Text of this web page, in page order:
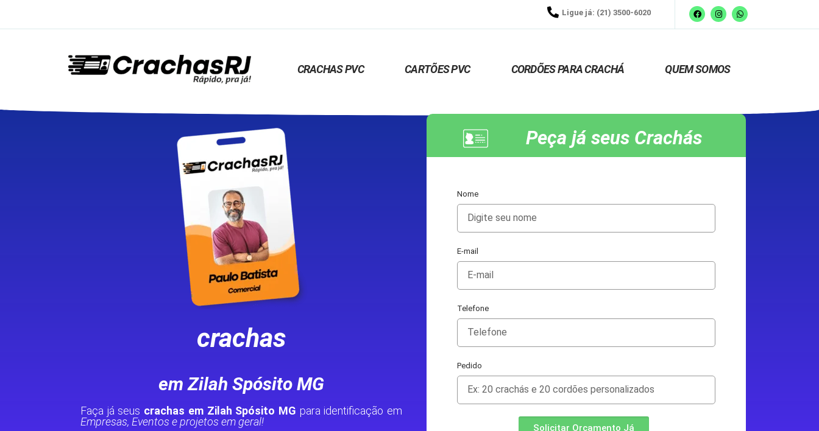
Ligue já: (21) 3500-6020
CRACHAS PVC CARTÕES PVC CORDÕES PARA CRACHÁ QUEM SOMOS
crachas
em Zilah Spósito MG
Faça já seus crachas em Zilah Spósito MG para identificação em
Empresas, Eventos e projetos em geral!
Peça já seus Crachás
Nome
E-mail
Telefone
Pedido
Solicitar Orçamento Já